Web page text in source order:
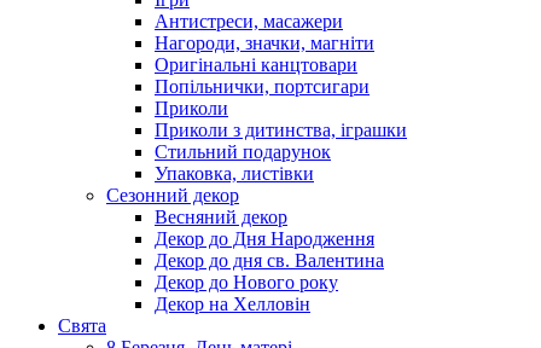
Антистреси, масажери
Нагороди, значки, магніти
Оригінальні канцтовари
Попільнички, портсигари
Приколи
Приколи з дитинства, іграшки
Стильний подарунок
Упаковка, листівки
Сезонний декор
Весняний декор
Декор до Дня Народження
Декор до дня св. Валентина
Декор до Нового року
Декор на Хелловін
Свята